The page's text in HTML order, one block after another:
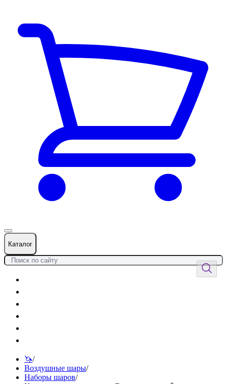
Каталог
🦄/
Воздушные шары/
Наборы шаров/